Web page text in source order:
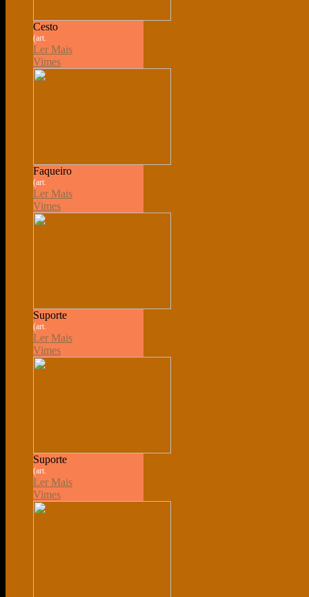
Cesto
(art.
Ler Mais
Vimes
Faqueiro
(art.
Ler Mais
Vimes
Suporte
(art.
Ler Mais
Vimes
Suporte
(art.
Ler Mais
Vimes